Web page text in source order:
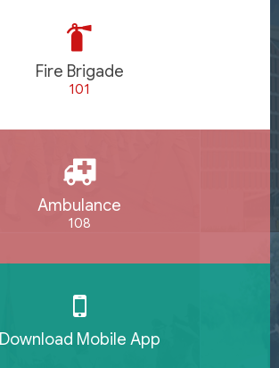
Fire Brigade
101
Ambulance
108
Download Mobile App